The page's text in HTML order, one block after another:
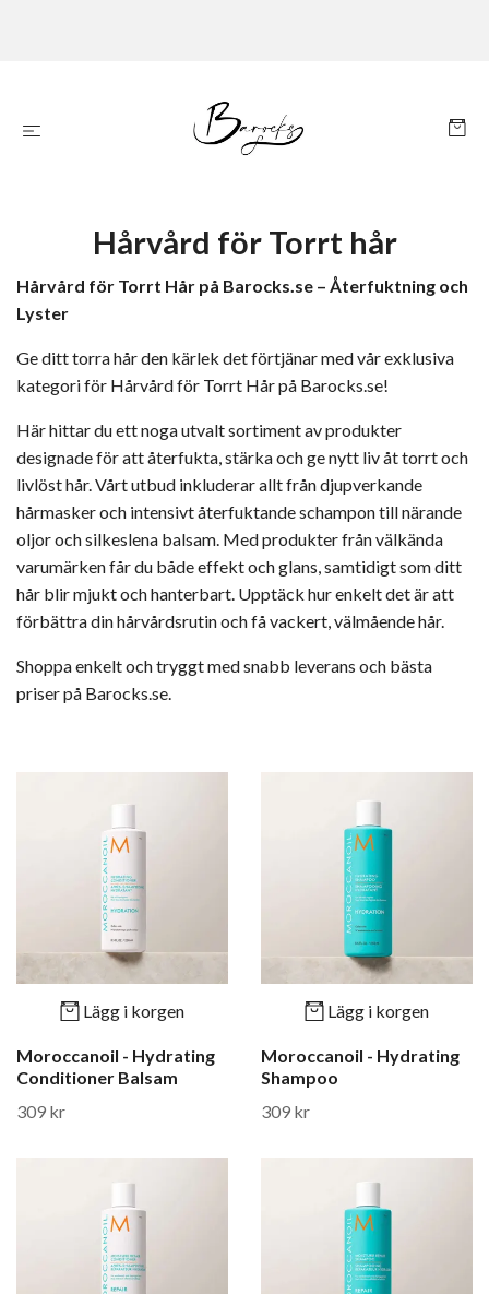
Hårvård för Torrt hår
Hårvård för Torrt Hår på Barocks.se – Återfuktning och
Lyster
Ge ditt torra hår den kärlek det förtjänar med vår exklusiva
kategori för Hårvård för Torrt Hår på Barocks.se!
Här hittar du ett noga utvalt sortiment av produkter
designade för att återfukta, stärka och ge nytt liv åt torrt och
livlöst hår. Vårt utbud inkluderar allt fråndjupverkande
hårmaskeroch intensivt återfuktande schampontill närande
oljor ochsilkeslena balsam. Med produkter från välkända
varumärken får du både effekt och glans, samtidigt som ditt
hår blir mjukt och hanterbart. Upptäck hur enkelt det är att
förbättra din hårvårdsrutin och få vackert, välmående hår.
Shoppa enkelt och tryggt med snabb leverans och bästa
priser på Barocks.se.
Lägg i korgen
Moroccanoil - Hydrating
Conditioner Balsam
309 kr
Lägg i korgen
Moroccanoil - Hydrating
Shampoo
309 kr